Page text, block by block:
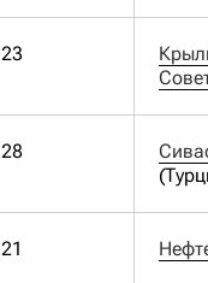
23
28
21